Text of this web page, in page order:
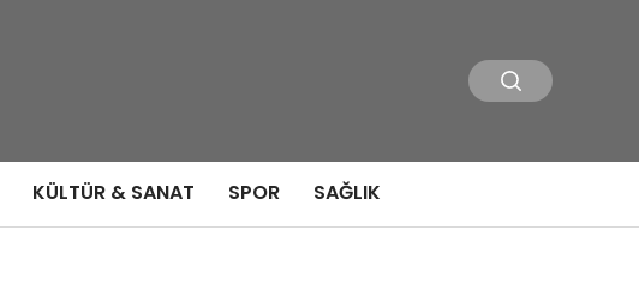
KÜLTÜR & SANAT SPOR SAĞLIK